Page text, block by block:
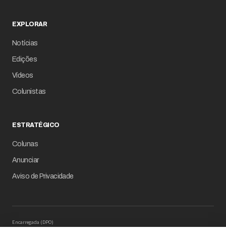
EXPLORAR
Notícias
Edições
Vídeos
Colunistas
ESTRATÉGICO
Colunas
Anunciar
Aviso de Privacidade
Encarregada (DPO)